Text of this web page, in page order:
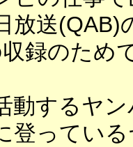
放送(QAB)
録のため
動するヤン
登ってい